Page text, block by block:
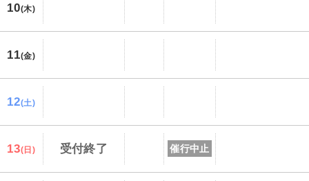
10(木)
11(金)
12(土)
13(日) 受付終了 催行中止